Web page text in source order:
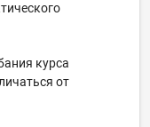
курса
от